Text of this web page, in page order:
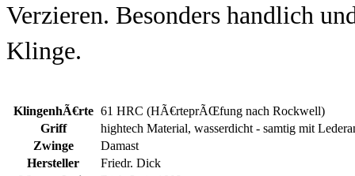
Verzieren. Besonders handlich
Klinge.
KlingenhÃ€rte 61 HRC (HÃ€rteprÃŒfung nach Rockwell)
Griff
hightech Material, wasserdicht - samtig mit
Zwinge
Damast
Hersteller
Friedr. Dick